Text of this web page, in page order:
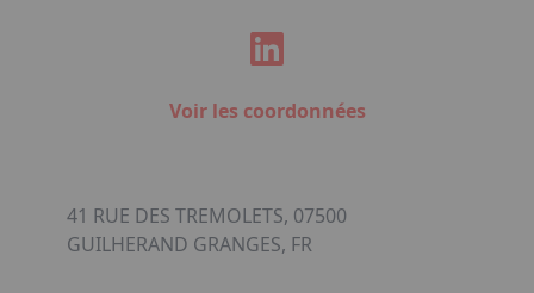
Voir les coordonnées
41 RUE DES TREMOLETS, 07500
GUILHERAND GRANGES, FR